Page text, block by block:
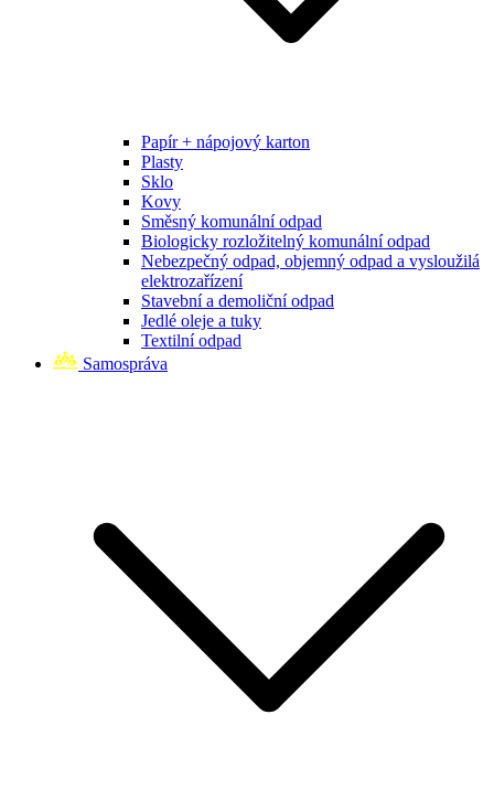
Papír + nápojový karton
Plasty
Sklo
Kovy
Směsný komunální odpad
Biologicky rozložitelný komunální odpad
Nebezpečný odpad, objemný odpad a vysloužilá
elektrozařízení
Stavební a demoliční odpad
Jedlé oleje a tuky
Textilní odpad
Samospráva